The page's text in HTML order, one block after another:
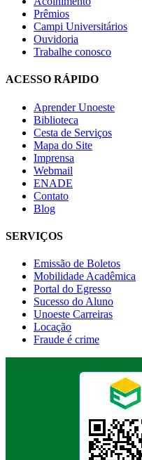
Prêmios
Campi Universitários
Ouvidoria
Trabalhe conosco
ACESSO RÁPIDO
Aprender Unoeste
Biblioteca
Cesta de Serviços
Mapa do Site
Imprensa
Webmail
ENADE
Contato
Blog
SERVIÇOS
Emissão de Boletos
Mobilidade Acadêmica
Portal do Egresso
Sucesso do Aluno
Unoeste Carreiras
Locação
Fraude é crime